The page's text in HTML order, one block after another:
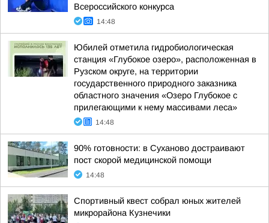
Всероссийского конкурса
14:48
Юбилей отметила гидробиологическая
станция «Глубокое озеро», расположенная в
Рузском округе, на территории
государственного природного заказника
областного значения «Озеро Глубокое с
прилегающими к нему массивами леса»
14:48
90% готовности: в Суханово достраивают
пост скорой медицинской помощи
14:48
Спортивный квест собрал юных жителей
микрорайона Кузнечики